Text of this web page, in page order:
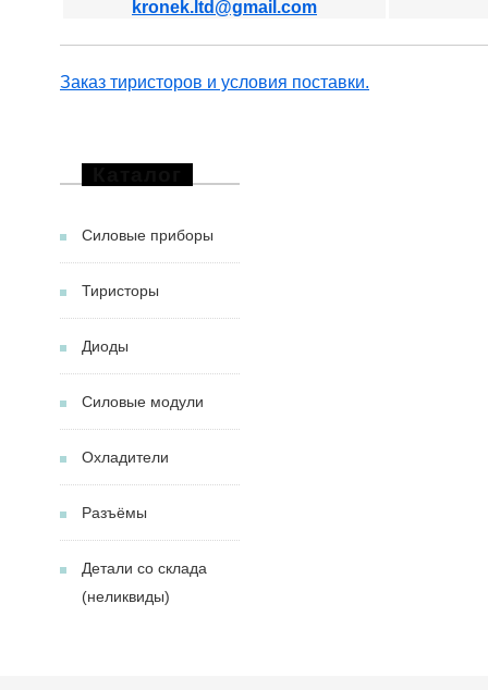
kronek.ltd@gmail.com
Заказ тиристоров и условия поставки.
Силовые приборы
Тиристоры
Диоды
Силовые модули
Охладители
Разъёмы
Детали со склада
(неликвиды)